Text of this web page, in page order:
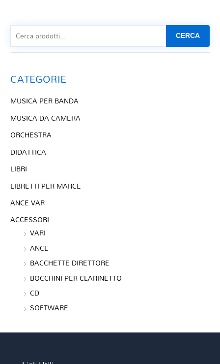
CERCA
CATEGORIE
MUSICA PER BANDA
MUSICA DA CAMERA
ORCHESTRA
DIDATTICA
LIBRI
LIBRETTI PER MARCE
ANCE VAR
ACCESSORI
VARI
ANCE
BACCHETTE DIRETTORE
BOCCHINI PER CLARINETTO
CD
SOFTWARE